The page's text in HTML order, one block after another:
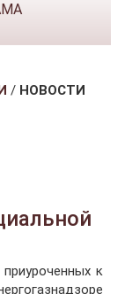
/ НОВОСТИ
к